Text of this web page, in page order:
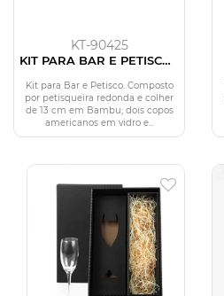
KT-90425
KIT PARA BAR E PETISCO -
Kit para Bar e Petisco. Composto
por petisqueira redonda e colher
de 13 cm em Bambu; dois copos
americanos em vidro e...